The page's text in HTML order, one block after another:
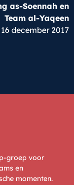
as-Soennah en
Team al-Yaqeen
16 december 2017
groep voor
en
momenten.